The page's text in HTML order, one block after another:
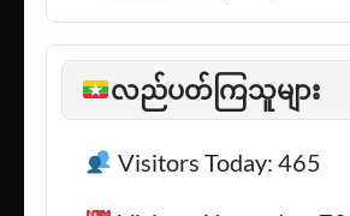
လည်ပတ်ကြသူများ
Visitors Today: 465